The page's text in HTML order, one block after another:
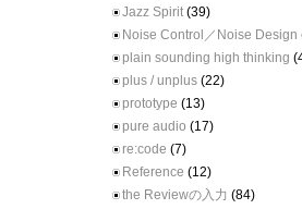
Jazz Spirit (39)
Noise Control／Noise Design
plain sounding high thinking
plus / unplus (22)
prototype (13)
pure audio (17)
re:code (7)
Reference (12)
the Reviewの入力 (84)